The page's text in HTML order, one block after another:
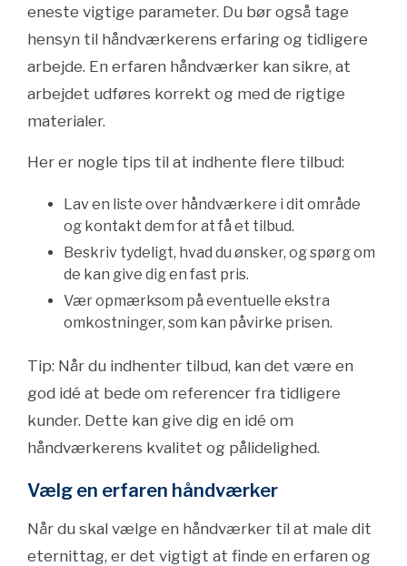
eneste vigtige parameter. Du bør også tage
hensyn til håndværkerens erfaring og tidligere
arbejde. En erfaren håndværker kan sikre, at
arbejdet udføres korrekt og med de rigtige
materialer.
Her er nogle tips til at indhente flere tilbud:
Lav en liste over håndværkere i dit område
og kontakt dem for at få et tilbud.
Beskriv tydeligt, hvad du ønsker, og spørg om
de kan give dig en fast pris.
Vær opmærksom på eventuelle ekstra
omkostninger, som kan påvirke prisen.
Tip: Når du indhenter tilbud, kan det være en
god idé at bede om referencer fra tidligere
kunder. Dette kan give dig en idé om
håndværkerens kvalitet og pålidelighed.
Vælg en erfaren håndværker
Når du skal vælge en håndværker til at male dit
eternittag, er det vigtigt at finde en erfaren og